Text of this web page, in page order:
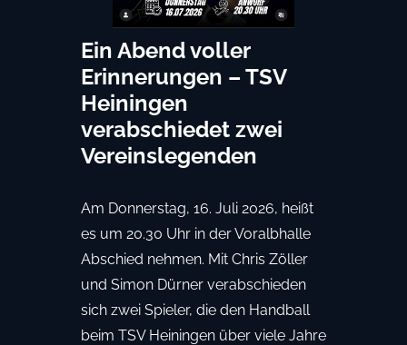
Ein Abend voller
Erinnerungen – TSV
Heiningen
verabschiedet zwei
Vereinslegenden
Am Donnerstag, 16. Juli 2026, heißt
es um 20.30 Uhr in der Voralbhalle
Abschied nehmen. Mit Chris Zöller
und Simon Dürner verabschieden
sich zwei Spieler, die den Handball
beim TSV Heiningen über viele Jahre